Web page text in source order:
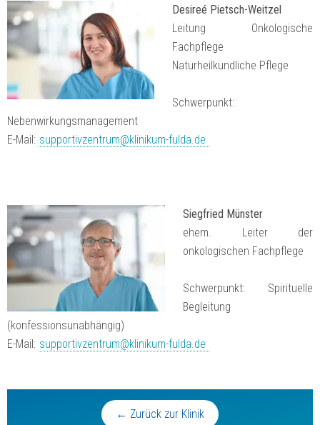
← Zurück zur Klinik
Desireé Pietsch-Weitzel
Leitung Onkologische
Fachpflege
Naturheilkundliche Pflege
Schwerpunkt:
Nebenwirkungsmanagement
E-Mail: supportivzentrum@klinikum-fulda.de
Siegfried Münster
ehem. Leiter der
onkologischen Fachpflege
Schwerpunkt: Spirituelle
Begleitung
(konfessionsunabhängig)
E-Mail: supportivzentrum@klinikum-fulda.de